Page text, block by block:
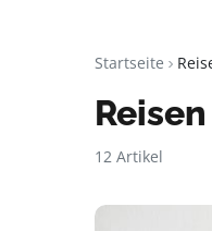
Startseite
Reisen
12 Artikel